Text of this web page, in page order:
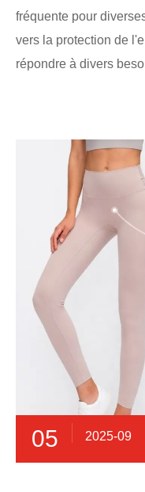
fréquente pour
vers la protection de
répondre à divers
05 2025-09